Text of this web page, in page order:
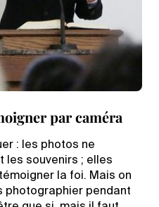
par caméra
: les photos ne
les souvenirs ; elles
la foi. Mais on
photographier pendant